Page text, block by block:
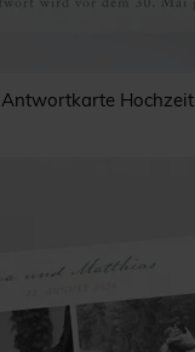
Antwortkarte Hochzeit